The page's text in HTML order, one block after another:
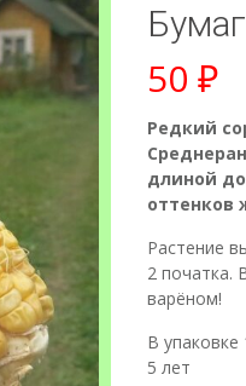
50 ₽
Редкий
длиной
оттенков
Растение
2 початка.
варёном!
В
5 лет